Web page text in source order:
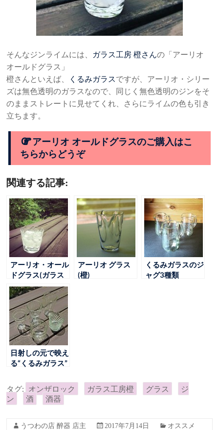
そんなジンライムには、 ガラス工房 橙さんの「アーリオ
オールドグラス」
橙さんといえば、
くるみガラスですが、アーリオ・シリー
ズは無色透明のガラスなので、同じく無色透明のジンをそ
のままストレートに見せてくれ、さらにライムの色も引き
立ちます。
アーリオ オールドグラスのご購入はこ
ちらからどうぞ
関連する記事:
アーリオ・オール
ドグラス(ガラス
工房 橙)
アーリオ グラス
(橙)
くるみガラスのジ
ャグ3種類
日射しの元で映え
る“くるみガラス”
タグ: オンザロック ガラス工房橙 グラス
ジ
ン
酒 酒器
うつわの店 醉器 店主 2017年7月14日 オススメ